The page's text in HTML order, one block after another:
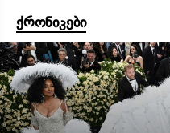
ქრონიკები